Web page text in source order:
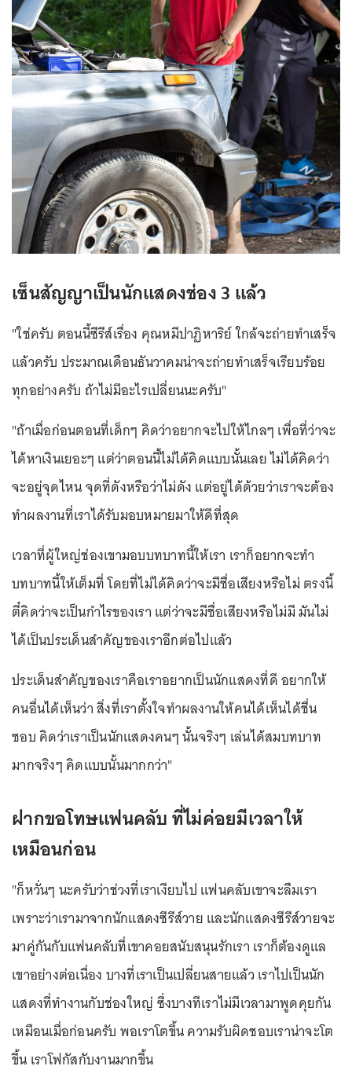
เซ็นสัญญาเป็นนักแสดงช่อง 3 แล้ว
"ใช่ครับ ตอนนี้ซีรีส์เรื่อง คุณหมีปาฏิหาริย์ ใกล้จะถ่ายทำเสร็จ
แล้วครับ ประมาณเดือนธันวาคมน่าจะถ่ายทำเสร็จเรียบร้อย
ทุกอย่างครับ ถ้าไม่มีอะไรเปลี่ยนนะครับ"
"ถ้าเมื่อก่อนตอนที่เด็กๆ คิดว่าอยากจะไปให้ไกลๆ เพื่อที่ว่าจะ
ได้หาเงินเยอะๆ แต่ว่าตอนนี้ไม่ได้คิดแบบนั้นเลย ไม่ได้คิดว่า
จะอยู่จุดไหน จุดที่ดังหรือว่าไม่ดัง แต่อยู่ได้ด้วยว่าเราจะต้อง
ทำผลงานที่เราได้รับมอบหมายมาให้ดีที่สุด
เวลาที่ผู้ใหญ่ช่องเขามอบบทบาทนี้ให้เรา เราก็อยากจะทำ
บทบาทนี้ให้เต็มที่ โดยที่ไม่ได้คิดว่าจะมีชื่อเสียงหรือไม่ ตรงนี้
ตี๋คิดว่าจะเป็นกำไรของเรา แต่ว่าจะมีชื่อเสียงหรือไม่มี มันไม่
ได้เป็นประเด็นสำคัญของเราอีกต่อไปแล้ว
ประเด็นสำคัญของเราคือเราอยากเป็นนักแสดงที่ดี อยากให้
คนอื่นได้เห็นว่า สิ่งที่เราตั้งใจทำผลงานให้คนได้เห็นได้ชื่น
ชอบ คิดว่าเราเป็นนักแสดงคนๆ นั้นจริงๆ เล่นได้สมบทบาท
มากจริงๆ คิดแบบนั้นมากกว่า"
ฝากขอโทษแฟนคลับ ที่ไม่ค่อยมีเวลาให้
เหมือนก่อน
"ก็หวั่นๆ นะครับว่าช่วงที่เราเงียบไป แฟนคลับเขาจะลืมเรา
เพราะว่าเรามาจากนักแสดงซีรีส์วาย และนักแสดงซีรีส์วายจะ
มาคู่กันกับแฟนคลับที่เขาคอยสนับสนุนรักเรา เราก็ต้องดูแล
เขาอย่างต่อเนื่อง บางที่เราเป็นเปลี่ยนสายแล้ว เราไปเป็นนัก
แสดงที่ทำงานกับช่องใหญ่ ซึ่งบางทีเราไม่มีเวลามาพูดคุยกัน
เหมือนเมื่อก่อนครับ พอเราโตขึ้น ความรับผิดชอบเราน่าจะโต
ขึ้น เราโฟกัสกับงานมากขึ้น